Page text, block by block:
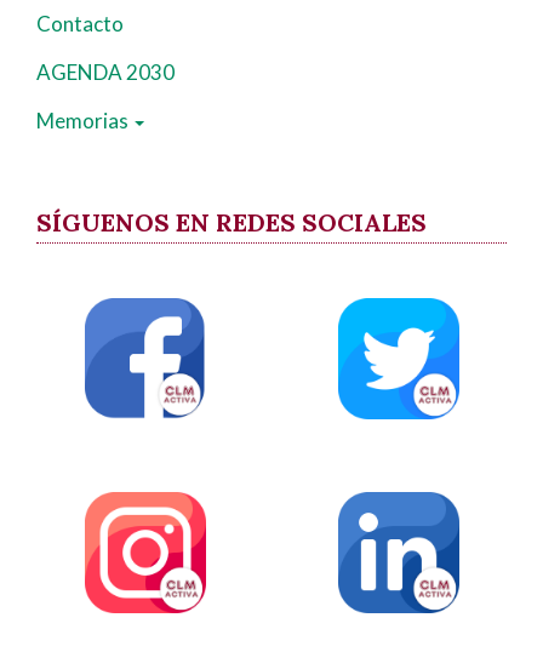
Contacto
AGENDA 2030
Memorias
SÍGUENOS EN REDES SOCIALES